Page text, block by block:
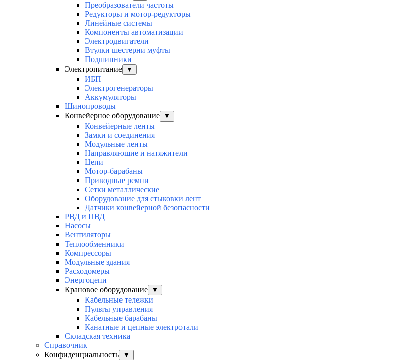
Преобразователи частоты
Редукторы и мотор-редукторы
Линейные системы
Компоненты автоматизации
Электродвигатели
Втулки шестерни муфты
Подшипники
Электропитание
▼
ИБП
Электрогенераторы
Аккумуляторы
Шинопроводы
Конвейерное оборудование
▼
Конвейерные ленты
Замки и соединения
Модульные ленты
Направляющие и натяжители
Цепи
Мотор-барабаны
Приводные ремни
Сетки металлические
Оборудование для стыковки лент
Датчики конвейерной безопасности
РВД и ПВД
Насосы
Вентиляторы
Теплообменники
Компрессоры
Модульные здания
Расходомеры
Энергоцепи
Крановое оборудование
▼
Кабельные тележки
Пульты управления
Кабельные барабаны
Канатные и цепные электротали
Складская техника
Справочник
Конфиденциальность
▼